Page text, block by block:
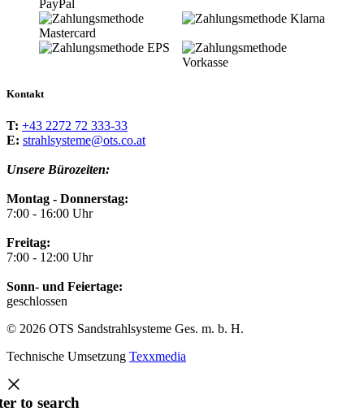
Kontakt
T: +43 2272 72 333-33
E: strahlsysteme@ots.co.at
Unsere Bürozeiten:
Montag - Donnerstag:
7:00 - 16:00 Uhr
Freitag:
7:00 - 12:00 Uhr
Sonn- und Feiertage:
geschlossen
© 2026 OTS Sandstrahlsysteme Ges. m. b. H.
Technische Umsetzung Texxmedia
to search